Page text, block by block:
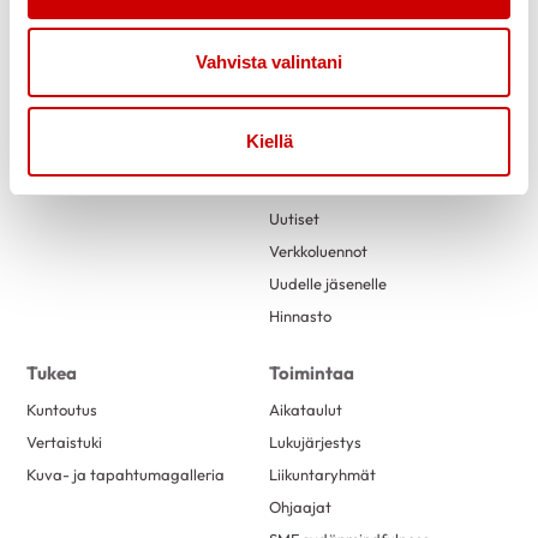
Vahvista valintani
Kiellä
Link to facebook
Link to twitter
Link to instagram
Link to youtube
Etusivu Tietoa
Uutiset
Verkkoluennot
Uudelle jäsenelle
Hinnasto
Tukea
Kuntoutus
Vertaistuki
Kuva- ja tapahtumagalleria
Toimintaa
Aikataulut
Lukujärjestys
Liikuntaryhmät
Ohjaajat